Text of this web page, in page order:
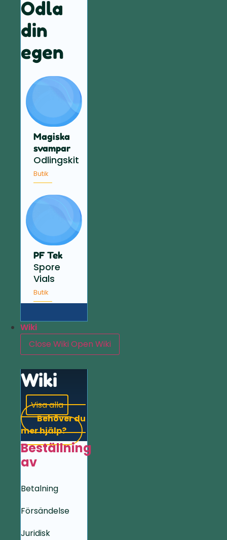
Odla
din
egen
Magiska
svampar
Odlingskit
Butik
PF Tek
Spore
Vials
Butik
Wiki
Close WikiOpen Wiki
Wiki
Visa alla
Behöver du
mer hjälp?
Beställning
av
Betalning
Försändelse
Juridisk